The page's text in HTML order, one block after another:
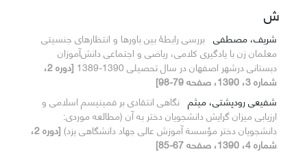
ش
شریف، مصطفی بررسی رابطۀ بین باورها و انتظارهای جنسیتی
معلمان زن با یادگیری کلامی، ریاضی و اجتماعی دانش‌آموزان
دبستانی درشهر اصفهان در سال تحصیلی 1390-1389
[دوره 2،
شماره 3، 1390، صفحه 79-98]
شفیعی رودپشتی، میثم نگاهی انتقادی بر فمینیسم اسلامی و
ارزیابی میزان گرایش دانشجویان دختر به آن (مطالعه موردی:
دانشجویان دختر مؤسسة آموزش عالی جهاد دانشگاهی یزد)
[دوره 2،
شماره 4، 1390، صفحه 67-85]